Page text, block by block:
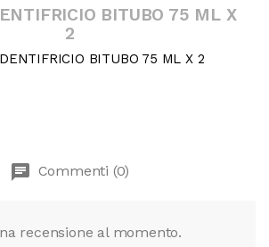
BITUBO 75 ML X
2
BITUBO 75 ML X 2
chat Commenti (0)
recensione al momento.